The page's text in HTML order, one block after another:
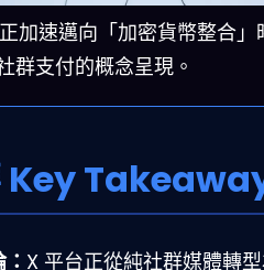
加速邁向「加密貨幣整合」
群支付的概念呈現。
Key
X 平台正從純社群媒體轉